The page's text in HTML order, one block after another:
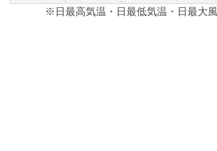
※日最高気温・日最低気温・日最大